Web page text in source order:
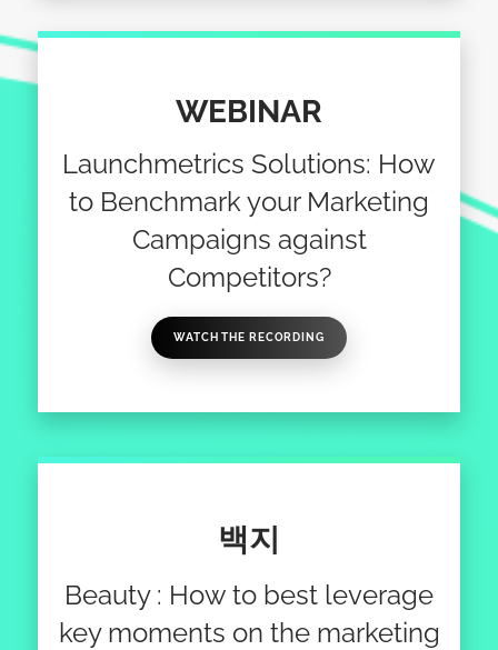
WEBINAR
Launchmetrics Solutions: How
to Benchmark your Marketing
Campaigns against
Competitors?
WATCH THE RECORDING
백지
Beauty : How to best leverage
key moments on the marketing